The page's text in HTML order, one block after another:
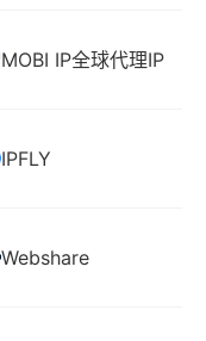
MOBI IP全球代理IP
IPFLY
Webshare